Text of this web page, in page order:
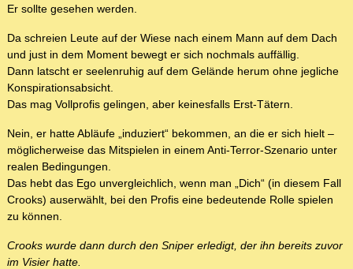
Er sollte gesehen werden.
Da schreien Leute auf der Wiese nach einem Mann auf dem Dach
und just in dem Moment bewegt er sich nochmals auffällig.
Dann latscht er seelenruhig auf dem Gelände herum ohne jegliche
Konspirationsabsicht.
Das mag Vollprofis gelingen, aber keinesfalls Erst-Tätern.
Nein, er hatte Abläufe „induziert“ bekommen, an die er sich hielt –
möglicherweise das Mitspielen in einem Anti-Terror-Szenario unter
realen Bedingungen.
Das hebt das Ego unvergleichlich, wenn man „Dich“ (in diesem Fall
Crooks) auserwählt, bei den Profis eine bedeutende Rolle spielen
zu können.
Crooks wurde dann durch den Sniper erledigt, der ihn bereits zuvor
im Visier hatte.